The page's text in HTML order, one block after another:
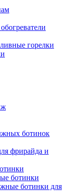
горелки
ботинок
фрирайда и
ботинки
ботинки для